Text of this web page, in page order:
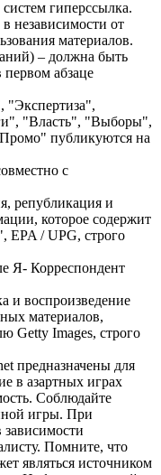
гиперссылка.
независимости от
материалов.
– должна быть
первом абзаце
"Экспертиза",
"Власть", "Выборы",
публикуются на
с
републикация и
которое содержит
EPA / UPG, строго
Я- Корреспондент
и воспроизведение
материалов,
Getty Images, строго
предназначены для
в азартных играх
Соблюдайте
игры. При
Помните, что
являться источником